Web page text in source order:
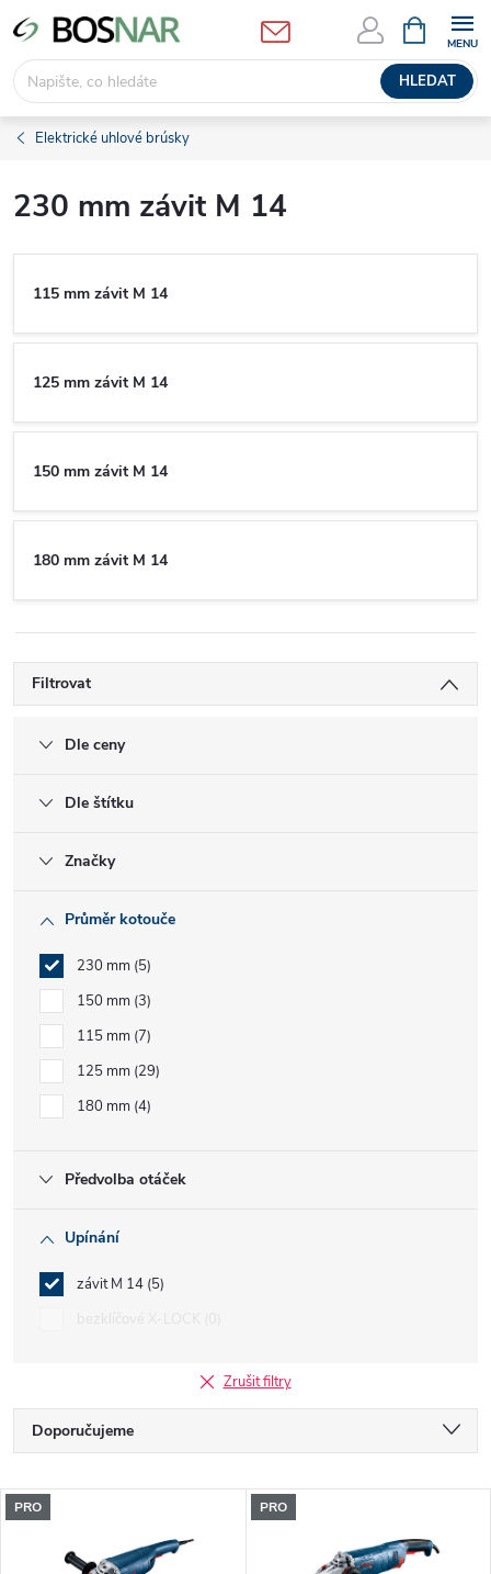
Přejít
na
obsah
HLEDAT
NÁKUPNÍ
KOŠÍK
Elektrické uhlové brúsky
230 mm závit M 14
115 mm závit M 14
125 mm závit M 14
150 mm závit M 14
180 mm závit M 14
Filtrovat
Dle ceny
Dle štítku
Značky
Průměr kotouče
230 mm 5
150 mm 3
115 mm 7
125 mm 29
180 mm 4
Předvolba otáček
Upínání
závit M 14 5
Zrušit filtry
Ř
a
Doporučujeme
Nejdražší
Nejprodávanější
V
PRO PRO